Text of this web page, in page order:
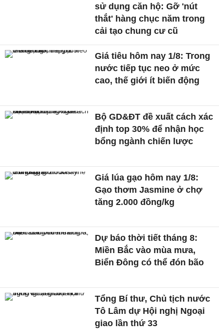
sử dụng căn hộ: Gỡ 'nút
thắt' hàng chục năm trong
cải tạo chung cư cũ
Giá tiêu hôm nay 1/8: Trong
nước tiếp tục neo ở mức
cao, thế giới ít biến động
Bộ GD&ĐT đề xuất cách xác
định top 30% để nhận học
bổng ngành chiến lược
Giá lúa gạo hôm nay 1/8:
Gạo thơm Jasmine ở chợ
tăng 2.000 đồng/kg
Dự báo thời tiết tháng 8:
Miền Bắc vào mùa mưa,
Biển Đông có thể đón bão
Tổng Bí thư, Chủ tịch nước
Tô Lâm dự Hội nghị Ngoại
giao lần thứ 33